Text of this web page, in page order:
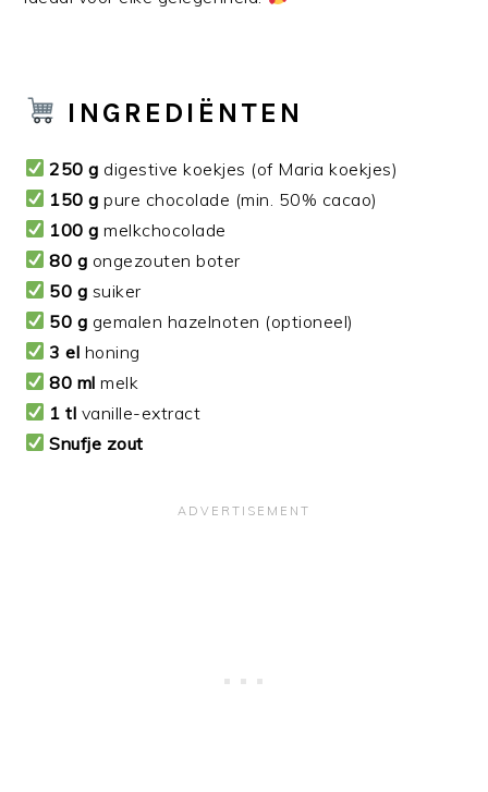
INGREDIËNTEN
250 g digestive koekjes (of Maria koekjes)
150 g pure chocolade (min. 50% cacao)
100 g melkchocolade
80 g ongezouten boter
50 g suiker
50 g gemalen hazelnoten (optioneel)
3 el honing
80 ml melk
1 tl vanille-extract
Snufje zout